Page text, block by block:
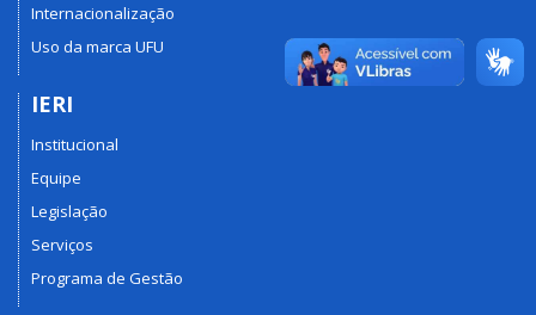
Internacionalização
Uso da marca UFU
IERI
Institucional
Equipe
Legislação
Serviços
Programa de Gestão